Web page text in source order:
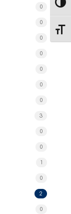
0
0
0
0
0
0
0
3
0
0
1
0
2
0